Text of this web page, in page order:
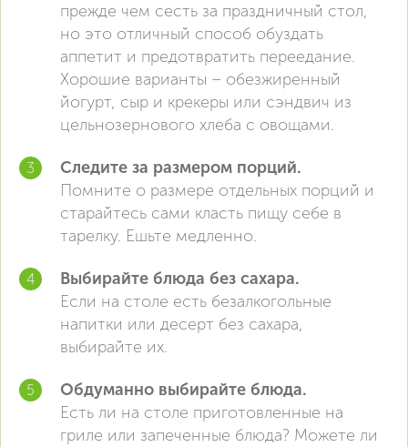
прежде чем сесть за праздничный стол,
но это отличный способ обуздать
аппетит и предотвратить переедание.
Хорошие варианты – обезжиренный
йогурт, сыр и крекеры или сэндвич из
цельнозернового хлеба с овощами.
Следите за размером порций.
Помните о размере отдельных порций и
старайтесь сами класть пищу себе в
тарелку. Ешьте медленно.
Выбирайте блюда без сахара.
Если на столе есть безалкогольные
напитки или десерт без сахара,
выбирайте их.
Обдуманно выбирайте блюда.
Есть ли на столе приготовленные на
гриле или запеченные блюда? Можете ли